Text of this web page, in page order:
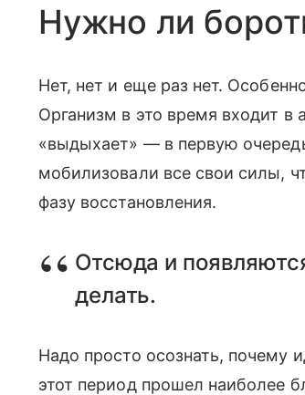
Нужно ли
Нет, нет и еще раз нет.
Организм в это время входит в
«выдыхает» — в первую
мобилизовали все свои силы,
фазу восстановления.
Отсюда и
делать.
Надо просто осознать, почему
этот период прошел наиболее